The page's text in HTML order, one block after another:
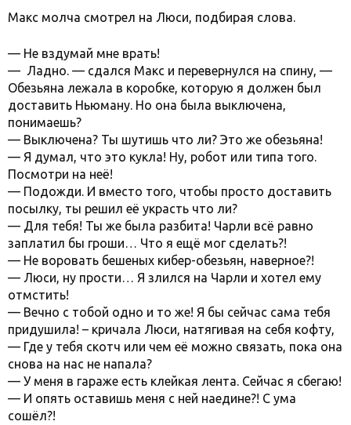
Макс молча смотрел на Люси, подбирая слова.
— Не вздумай мне врать!
— Ладно. — сдался Макс и перевернулся на спину, —
Обезьяна лежала в коробке, которую я должен был
доставить Ньюману. Но она была выключена,
понимаешь?
— Выключена? Ты шутишь что ли? Это же обезьяна!
— Я думал, что это кукла! Ну, робот или типа того.
Посмотри на неё!
— Подожди. И вместо того, чтобы просто доставить
посылку, ты решил её украсть что ли?
— Для тебя! Ты же была разбита! Чарли всё равно
заплатил бы гроши… Что я ещё мог сделать?!
— Не воровать бешеных кибер-обезьян, наверное?!
— Люси, ну прости… Я злился на Чарли и хотел ему
отмстить!
— Вечно с тобой одно и то же! Я бы сейчас сама тебя
придушила! – кричала Люси, натягивая на себя кофту,
— Где у тебя скотч или чем её можно связать, пока она
снова на нас не напала?
— У меня в гараже есть клейкая лента. Сейчас я сбегаю!
— И опять оставишь меня с ней наедине?! С ума
сошёл?!